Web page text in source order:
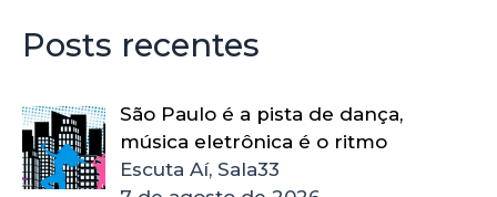
Posts recentes
São Paulo é a pista de dança,
música eletrônica é o ritmo
Escuta Aí, Sala33